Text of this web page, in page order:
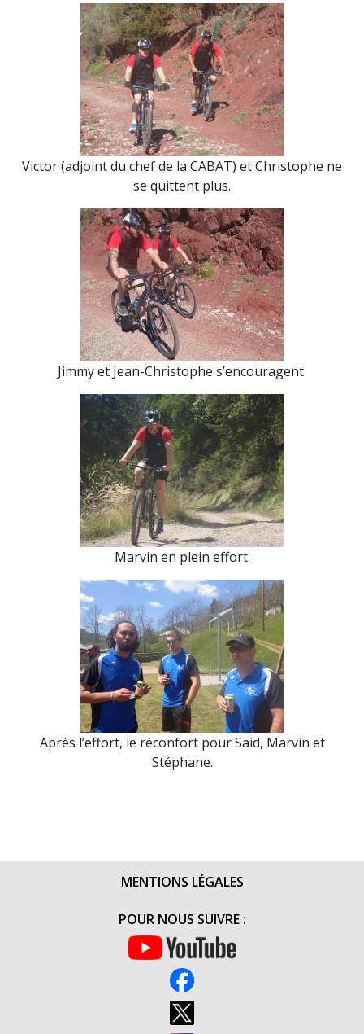
Victor (adjoint du chef de la CABAT) et Christophe ne
se quittent plus.
Jimmy et Jean-Christophe s’encouragent.
Marvin en plein effort.
Après l’effort, le réconfort pour Said, Marvin et
Stéphane.
MENTIONS LÉGALES
POUR NOUS SUIVRE :